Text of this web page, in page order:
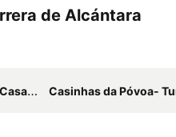
de Alcántara
Casinhas da Póvoa-